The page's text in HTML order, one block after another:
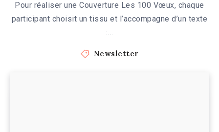
Pour réaliser une Couverture Les 100 Vœux, chaque
participant choisit un tissu et l’accompagne d’un texte
:…
Newsletter